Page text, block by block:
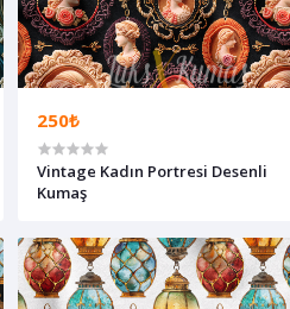
250₺
Vintage Kadın Portresi Desenli
Kumaş